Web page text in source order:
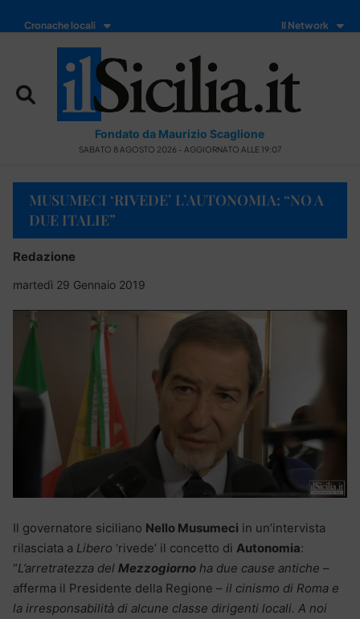
Cronache locali Il Network
Fondato da Maurizio Scaglione
SABATO 8 AGOSTO 2026 - AGGIORNATO ALLE 19:07
MUSUMECI ‘RIVEDE’ L’AUTONOMIA: “NO A
DUE ITALIE”
Redazione
martedì 29 Gennaio 2019
Il governatore siciliano Nello Musumeci in un’intervista
rilasciata a Libero ‘rivede’ il concetto di Autonomia:
“L’arretratezza del Mezzogiorno ha due cause antiche –
afferma il Presidente della Regione – il cinismo di Roma e
la irresponsabilità di alcune classe dirigenti locali. A noi